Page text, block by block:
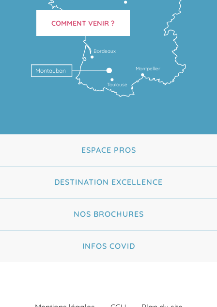
Toulouse
Montpellier
Bordeaux
Montauban
COMMENT VENIR ?
ESPACE PROS
DESTINATION EXCELLENCE
NOS BROCHURES
INFOS COVID